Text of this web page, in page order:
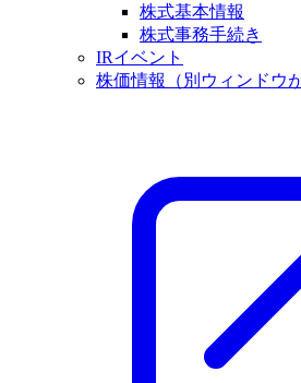
株式基本情報
株式事務手続き
IRイベント
株価情報
（別ウィンドウ